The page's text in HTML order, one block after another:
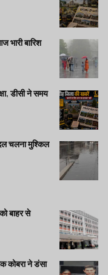
बारिश
डीसी ने समय
चलना मुश्किल
बाहर से
कोबरा ने डंसा